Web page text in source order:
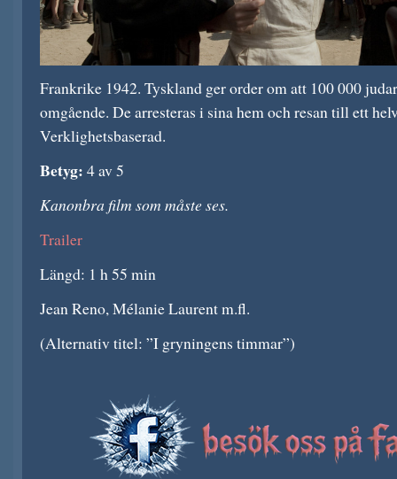
Frankrike 1942. Tyskland ger order om att 100 000
omgående. De arresteras i sina hem och resan till ett
Verklighetsbaserad.
Betyg: 4 av 5
Kanonbra film som måste ses.
Trailer
Längd: 1 h 55 min
Jean Reno, Mélanie Laurent m.fl.
(Alternativ titel: ”I gryningens timmar”)